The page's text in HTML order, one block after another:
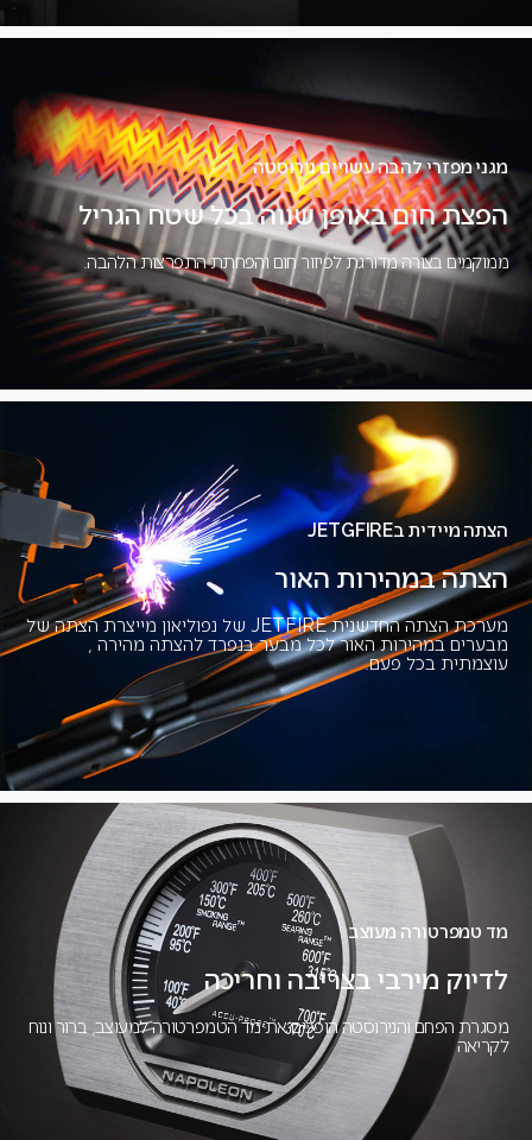
מגני מפזרי להבה עשויים נירוסטה
הפצת חום באופן שווה בכל שטח הגריל
ממוקמים בצורה מדורגת לפיזור חום והפחתת התפרצות הלהבה.
הצתה מיידית בJETGFIRE
הצתה במהירות האור
מערכת הצתה החדשנית JETFIRE של נפוליאון מייצרת הצתה של
מבערים במהירות האור לכל מבער בנפרד להצתה מהירה ,
עוצמתית בכל פעם.
מד טמפרטורה מעוצב
לדיוק מירבי בצריבה וחריכה
מסגרת הפחם והנירוסטה הופכים את מד הטמפרטורה למעוצב, ברור ונוח
לקריאה